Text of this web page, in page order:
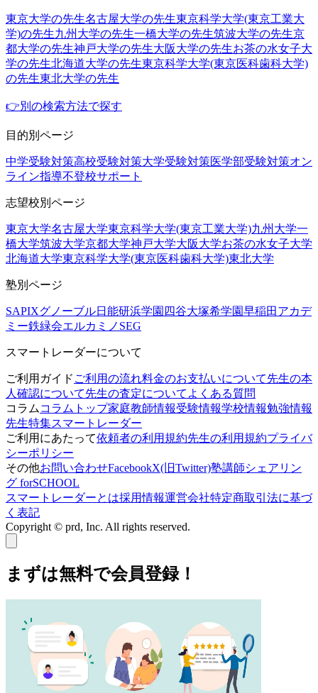
東京大学の先生名古屋大学の先生東京科学大学(東京工業大
学)の先生九州大学の先生一橋大学の先生筑波大学の先生京
都大学の先生神戸大学の先生大阪大学の先生お茶の水女子大
学の先生北海道大学の先生東京科学大学(東京医科歯科大学)
の先生東北大学の先生
👉別の検索方法で探す
目的別ページ
中学受験対策高校受験対策大学受験対策医学部受験対策オン
ライン指導不登校サポート
志望校別ページ
東京大学名古屋大学東京科学大学(東京工業大学)九州大学一
橋大学筑波大学京都大学神戸大学大阪大学お茶の水女子大学
北海道大学東京科学大学(東京医科歯科大学)東北大学
塾別ページ
SAPIXグノーブル日能研浜学園 四谷大塚希学園早稲田アカデ
ミー鉄緑会エルカミノ SEG
スマートレーダーについて
ご利用ガイド ご利用の流れ料金のお支払いについて先生の本
人確認について先生の査定について よくある質問
コラム コラムトップ家庭教師情報受験情報学校情報勉強情報
先生特集スマートレーダー
ご利用にあたって依頼者の利用規約先生の利用規約プライバ
シーポリシー
その他お問い合わせFacebookX(旧Twitter)塾講師シェアリン
グ forSCHOOL
スマートレーダーとは採用情報運営会社特定商取引法に基づ
く表記
Copyright © prd, Inc. All rights reserved.
まずは無料で会員登録！